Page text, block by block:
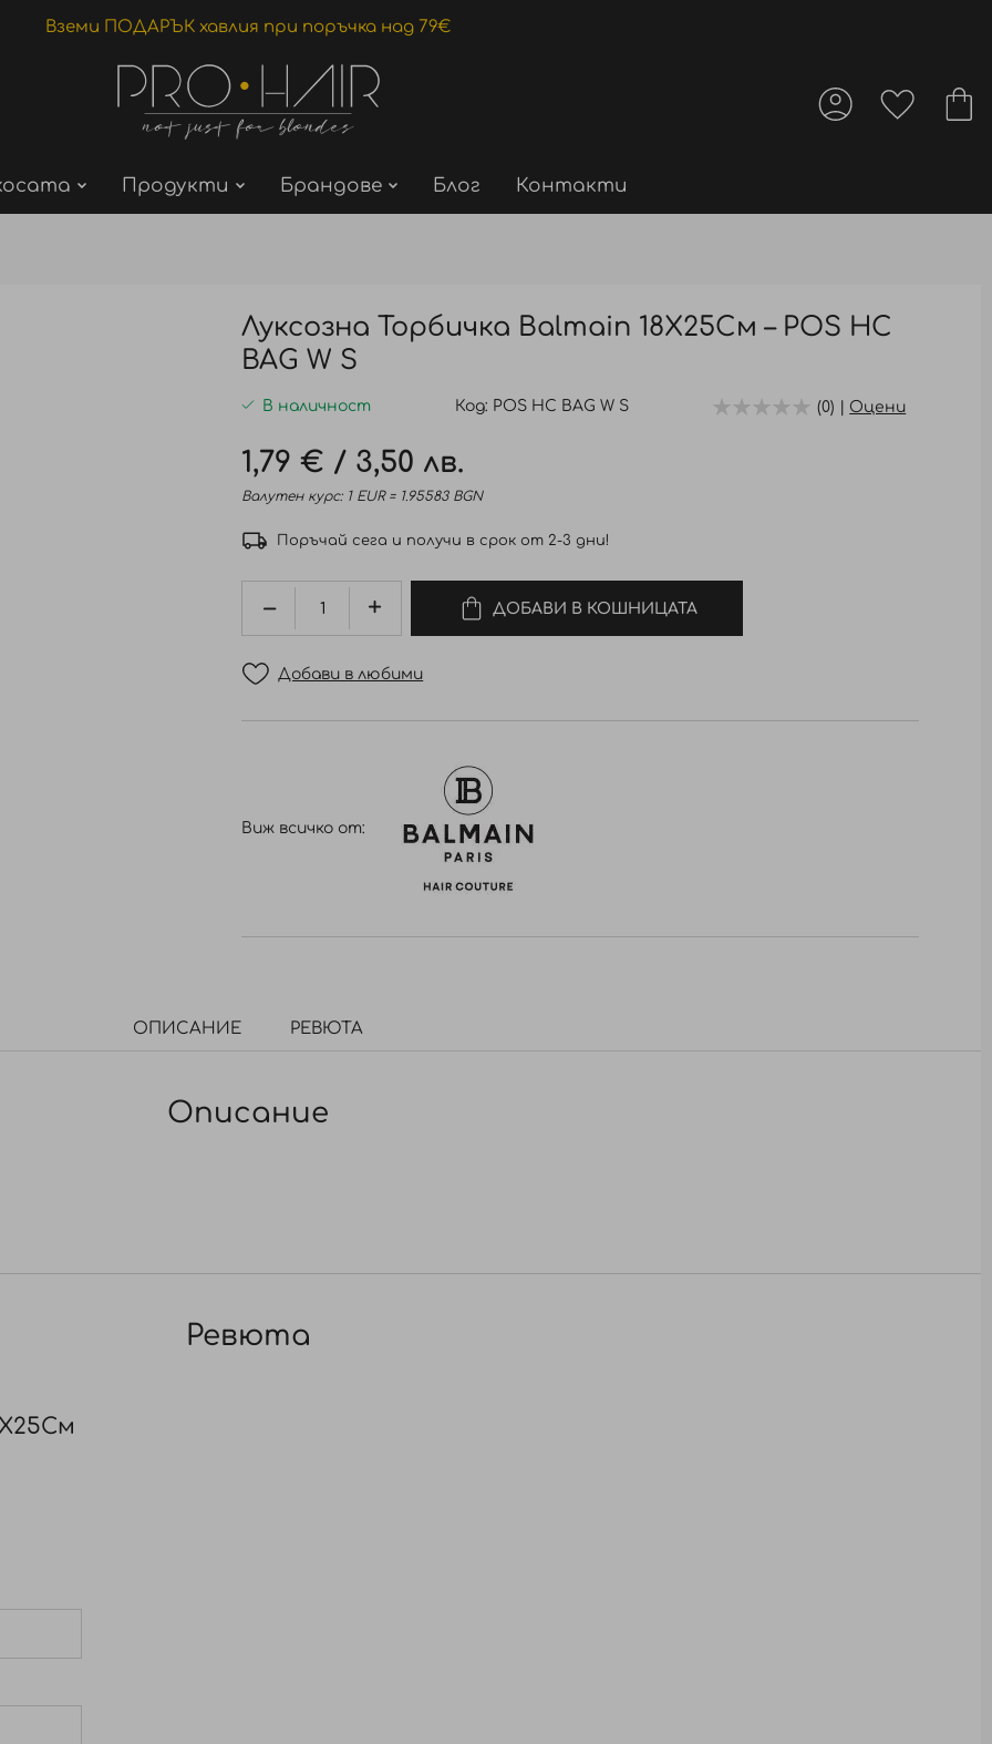
Вземи ПОДАРЪК хавлия при поръчка над 79€
Продукти Брандове Блог Контакти
Луксозна Торбичка Balmain 18X25См – POS HC
BAG W S
В наличност Код POS HC BAG W S (0) | Оцени
1,79 € / 3,50 лв.
Валутен курс: 1 EUR = 1.95583 BGN
Поръчай сега и получи в срок от 2-3 дни!
ДОБАВИ В КОШНИЦАТА
Добави в любими
Виж всичко от:
ОПИСАНИЕ РЕВЮТА
Описание
Ревюта